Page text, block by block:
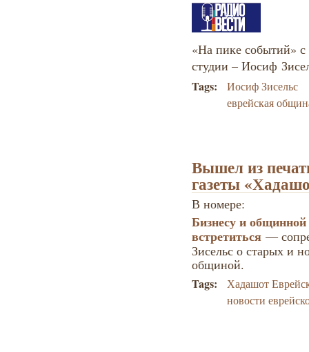
«На пике событий»
студии – Иосиф
Tags:
Иосиф Зисельс
еврейская
Вышел из
газеты
В номере:
Бизнесу и
встретиться—
Зисельс о старых и
общиной.
Tags:
Хадашот
новости